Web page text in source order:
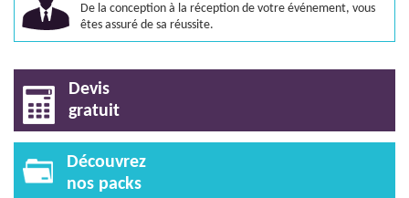
De la conception à la réception de votre événement, vous
êtes assuré de sa réussite.
Devis
gratuit
Découvrez
nos packs